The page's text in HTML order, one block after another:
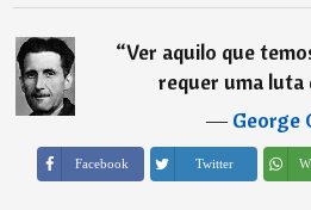
“Ver aquilo que
requer uma luta
―George
Facebook Twitter